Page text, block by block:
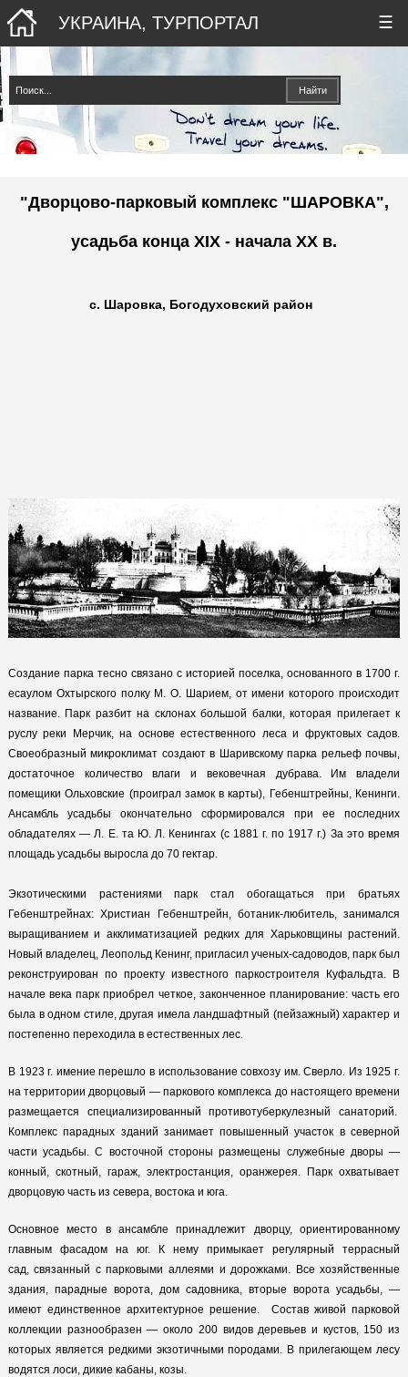
УКРАИНА, ТУРПОРТАЛ ☰
"Дворцово-парковый комплекс "ШАРОВКА",
усадьба конца XIX - начала ХХ в.
с. Шаровка, Богодуховский район
Создание парка тесно связано с историей поселка, основанного в 1700 г.
есаулом Охтырского полку М. О. Шарием, от имени которого происходит
название. Парк разбит на склонах большой балки, которая прилегает к
руслу реки Мерчик, на основе естественного леса и фруктовых садов.
Своеобразный микроклимат создают в Шаривскому парка рельеф почвы,
достаточное количество влаги и вековечная дубрава. Им владели
помещики Ольховские (проиграл замок в карты), Гебенштрейны, Кенинги.
Ансамбль усадьбы окончательно сформировался при ее последних
обладателях — Л. Е. та Ю. Л. Кенингах (с 1881 г. по 1917 г.) За это время
площадь усадьбы выросла до 70 гектар.
Экзотическими растениями парк стал обогащаться при братьях
Гебенштрейнах: Христиан Гебенштрейн, ботаник-любитель, занимался
выращиванием и акклиматизацией редких для Харьковщины растений.
Новый владелец, Леопольд Кенинг, пригласил ученых-садоводов, парк был
реконструирован по проекту известного паркостроителя Куфальдта. В
начале века парк приобрел четкое, законченное планирование: часть его
была в одном стиле, другая имела ландшафтный (пейзажный) характер и
постепенно переходила в естественных лес.
В 1923 г. имение перешло в использование совхозу им. Сверло. Из 1925 г.
на территории дворцовый — паркового комплекса до настоящего времени
размещается специализированный противотуберкулезный санаторий.
Комплекс парадных зданий занимает повышенный участок в северной
части усадьбы. С восточной стороны размещены служебные дворы —
конный, скотный, гараж, электростанция, оранжерея. Парк охватывает
дворцовую часть из севера, востока и юга.
Основное место в ансамбле принадлежит дворцу, ориентированному
главным фасадом на юг. К нему примыкает регулярный террасный
сад, связанный с парковыми аллеями и дорожками. Все хозяйственные
здания, парадные ворота, дом садовника, вторые ворота усадьбы, —
имеют единственное архитектурное решение. Состав живой парковой
коллекции разнообразен — около 200 видов деревьев и кустов, 150 из
которых является редкими экзотичными породами. В прилегающем лесу
водятся лоси, дикие кабаны, козы.